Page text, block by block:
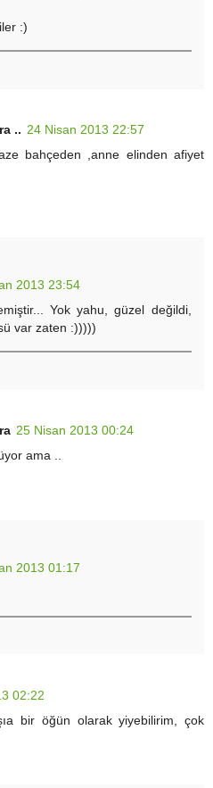
:)
.. 24 Nisan 2013 22:57
bahçeden ,anne elinden afiyet
2013 23:54
Yok yahu, güzel değildi,
var zaten :)))))
25 Nisan 2013 00:24
ama ..
2013 01:17
02:22
bir öğün olarak yiyebilirim, çok